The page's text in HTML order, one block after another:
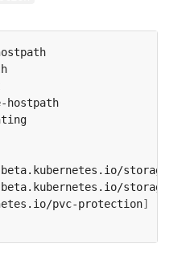
storage-
storage-
pvc-protection]